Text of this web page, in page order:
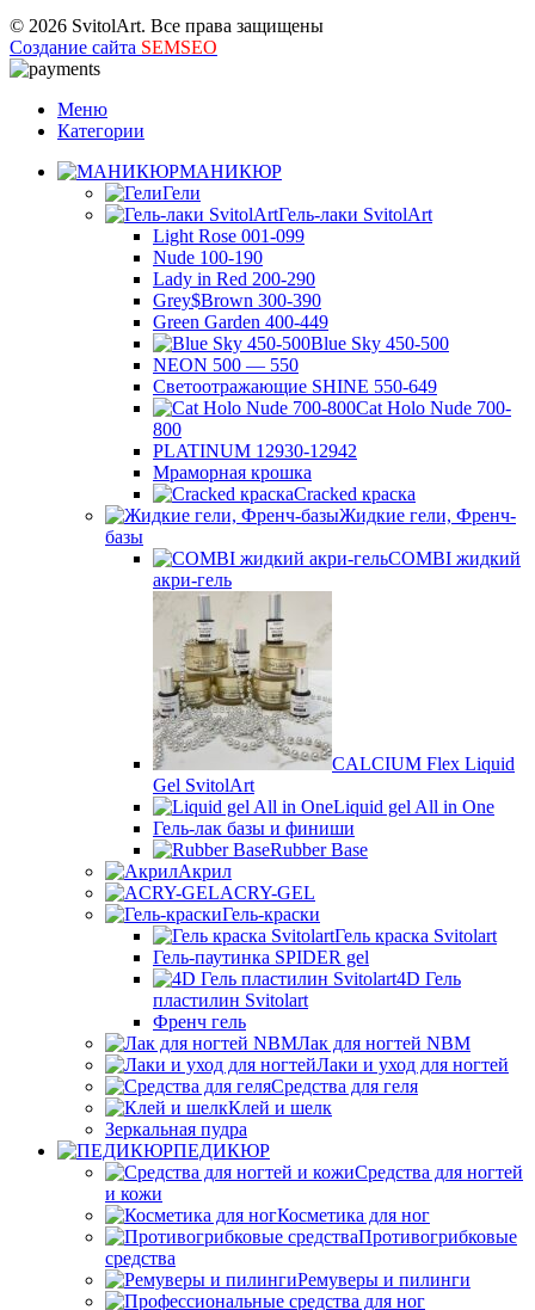
© 2026 SvitolArt. Все права защищены
Создание сайта SEMSEO
Меню
Категории
МАНИКЮР
Гели
Гель-лаки SvitolArt
Light Rose 001-099
Nude 100-190
Lady in Red 200-290
Grey$Brown 300-390
Green Garden 400-449
Blue Sky 450-500
NEON 500 — 550
Светоотражающие SHINE 550-649
Cat Holo Nude 700-
800
PLATINUM 12930-12942
Мраморная крошка
Cracked краска
Жидкие гели, Френч-
базы
COMBI жидкий
акри-гель
CALCIUM Flex Liquid
Gel SvitolArt
Liquid gel All in One
Гель-лак базы и финиши
Rubber Base
Акрил
ACRY-GEL
Гель-краски
Гель краска Svitolart
Гель-паутинка SPIDER gel
4D Гель
пластилин Svitolart
Френч гель
Лак для ногтей NBM
Лаки и уход для ногтей
Средства для геля
Клей и шелк
Зеркальная пудра
ПЕДИКЮР
Средства для ногтей
и кожи
Косметика для ног
Противогрибковые
средства
Ремуверы и пилинги